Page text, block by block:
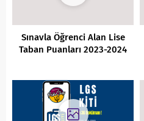
Sınavla Öğrenci Alan Lise
Taban Puanları 2023-2024